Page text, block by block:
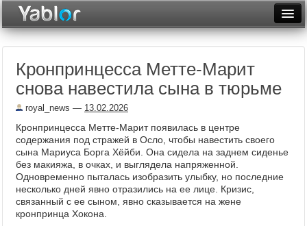
Неделя
Месяц
Архив
Фототоп
Видеотоп
Кронпринцесса Метте-Марит
снова навестила сына в тюрьме
royal_news — 13.02.2026
Кронпринцесса Метте-Марит появилась в центре
содержания под стражей в Осло, чтобы навестить своего
сына Мариуса Борга Хёйби. Она сидела на заднем сиденье
без макияжа, в очках, и выглядела напряженной.
Одновременно пыталась изобразить улыбку, но последние
несколько дней явно отразились на ее лице. Кризис,
связанный с ее сыном, явно сказывается на жене
кронпринца Хокона.